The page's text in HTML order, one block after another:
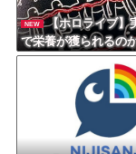
NEW
【ホロライブ】
で栄養が獲られるの